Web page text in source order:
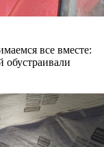
все вместе:
обустраивали